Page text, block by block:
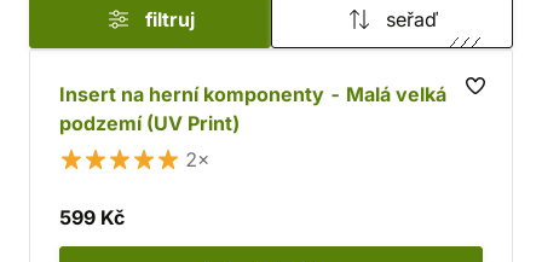
filtruj seřaď
Insert na herní komponenty - Malá velká
podzemí (UV Print)
2×
599 Kč